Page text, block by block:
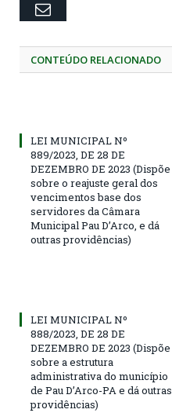
Email
CONTEÚDO RELACIONADO
LEI MUNICIPAL Nº
889/2023, DE 28 DE
DEZEMBRO DE 2023 (Dispõe
sobre o reajuste geral dos
vencimentos base dos
servidores da Câmara
Municipal Pau D’Arco, e dá
outras providências)
LEI MUNICIPAL Nº
888/2023, DE 28 DE
DEZEMBRO DE 2023 (Dispõe
sobre a estrutura
administrativa do município
de Pau D’Arco-PA e dá outras
providências)